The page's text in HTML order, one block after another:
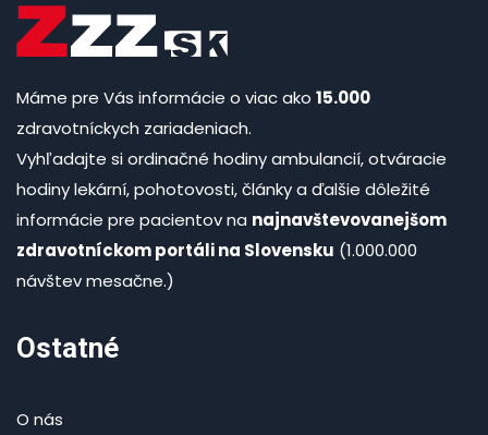
Máme pre Vás informácie o viac ako 15.000
zdravotníckych zariadeniach.
Vyhľadajte si ordinačné hodiny ambulancií, otváracie
hodiny lekární, pohotovosti, články a ďalšie dôležité
informácie pre pacientov na najnavštevovanejšom
zdravotníckom portáli na Slovensku (1.000.000
návštev mesačne.)
Ostatné
O nás